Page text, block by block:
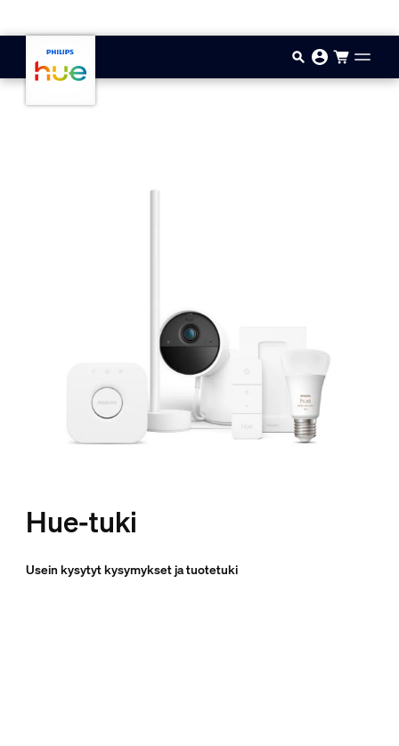
Hue-tuki
Usein kysytyt kysymykset ja tuotetuki